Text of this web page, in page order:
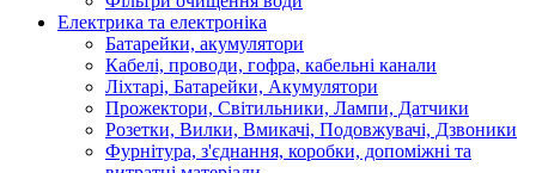
Електрика та електроніка
Батарейки, акумулятори
Кабелі, проводи, гофра, кабельні канали
Ліхтарі, Батарейки, Акумулятори
Прожектори, Світильники, Лампи, Датчики
Розетки, Вилки, Вмикачі, Подовжувачі, Дзвоники
Фурнітура, з'єднання, коробки, допоміжні та